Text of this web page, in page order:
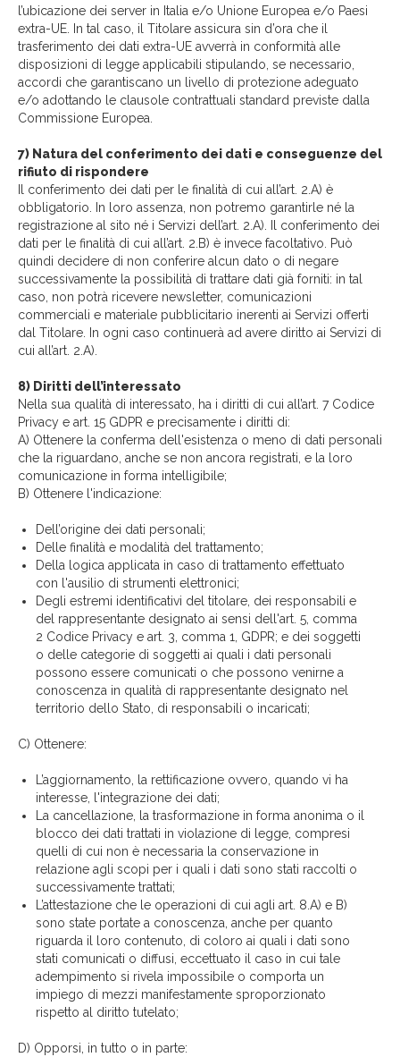
l’ubicazione dei server in Italia e/o Unione Europea e/o Paesi
extra-UE. In tal caso, il Titolare assicura sin d’ora che il
trasferimento dei dati extra-UE avverrà in conformità alle
disposizioni di legge applicabili stipulando, se necessario,
accordi che garantiscano un livello di protezione adeguato
e/o adottando le clausole contrattuali standard previste dalla
Commissione Europea.
7) Natura del conferimento dei dati e conseguenze del
rifiuto di rispondere
Il conferimento dei dati per le finalità di cui all’art. 2.A) è
obbligatorio. In loro assenza, non potremo garantirle né la
registrazione al sito né i Servizi dell’art. 2.A). Il conferimento dei
dati per le finalità di cui all’art. 2.B) è invece facoltativo. Può
quindi decidere di non conferire alcun dato o di negare
successivamente la possibilità di trattare dati già forniti: in tal
caso, non potrà ricevere newsletter, comunicazioni
commerciali e materiale pubblicitario inerenti ai Servizi offerti
dal Titolare. In ogni caso continuerà ad avere diritto ai Servizi di
cui all’art. 2.A).
8) Diritti dell’interessato
Nella sua qualità di interessato, ha i diritti di cui all’art. 7 Codice
Privacy e art. 15 GDPR e precisamente i diritti di:
A) Ottenere la conferma dell'esistenza o meno di dati personali
che la riguardano, anche se non ancora registrati, e la loro
comunicazione in forma intelligibile;
B) Ottenere l'indicazione:
Dell’origine dei dati personali;
Delle finalità e modalità del trattamento;
Della logica applicata in caso di trattamento effettuato
con l'ausilio di strumenti elettronici;
Degli estremi identificativi del titolare, dei responsabili e
del rappresentante designato ai sensi dell'art. 5, comma
2 Codice Privacy e art. 3, comma 1, GDPR; e dei soggetti
o delle categorie di soggetti ai quali i dati personali
possono essere comunicati o che possono venirne a
conoscenza in qualità di rappresentante designato nel
territorio dello Stato, di responsabili o incaricati;
C) Ottenere:
L’aggiornamento, la rettificazione ovvero, quando vi ha
interesse, l'integrazione dei dati;
La cancellazione, la trasformazione in forma anonima o il
blocco dei dati trattati in violazione di legge, compresi
quelli di cui non è necessaria la conservazione in
relazione agli scopi per i quali i dati sono stati raccolti o
successivamente trattati;
L’attestazione che le operazioni di cui agli art. 8.A) e B)
sono state portate a conoscenza, anche per quanto
riguarda il loro contenuto, di coloro ai quali i dati sono
stati comunicati o diffusi, eccettuato il caso in cui tale
adempimento si rivela impossibile o comporta un
impiego di mezzi manifestamente sproporzionato
rispetto al diritto tutelato;
D) Opporsi, in tutto o in parte: